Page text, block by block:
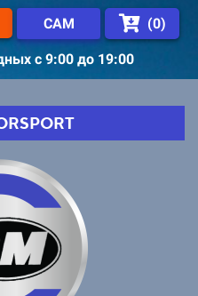
САМ (0)
с 9:00 до 19:00